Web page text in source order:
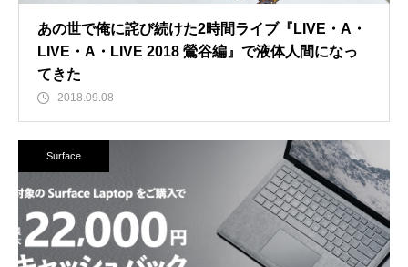
あの世で俺に詫び続けた2時間ライブ『LIVE・A・
LIVE・A・LIVE 2018 鶯谷編』で液体人間になっ
てきた
2018.09.08
Surface